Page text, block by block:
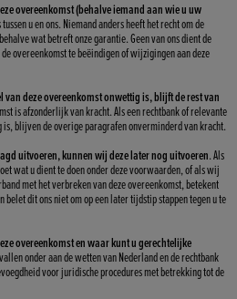
overeenkomst (behalve iemand aan wie u uw
u en ons. Niemand anders heeft het recht om de
wat betreft onze garantie. Geen van ons dient de
overeenkomst te beëindigen of wijzigingen aan deze
van deze overeenkomst onwettig is, blijft de rest van
is afzonderlijk van kracht. Als een rechtbank of relevante
blijven de overige paragrafen onverminderd van kracht.
uitvoeren, kunnen wij deze later nog uitvoeren. Als
wat u dient te doen onder deze voorwaarden, of als wij
met het verbreken van deze overeenkomst, betekent
belet dit ons niet om op een later tijdstip stappen tegen u te
overeenkomst en waar kunt u gerechtelijke
onder aan de wetten van Nederland en de rechtbank
voor juridische procedures met betrekking tot de